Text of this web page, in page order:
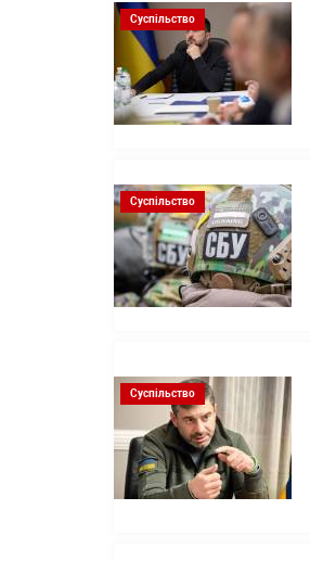
Суспільство
Суспільство
Суспільство